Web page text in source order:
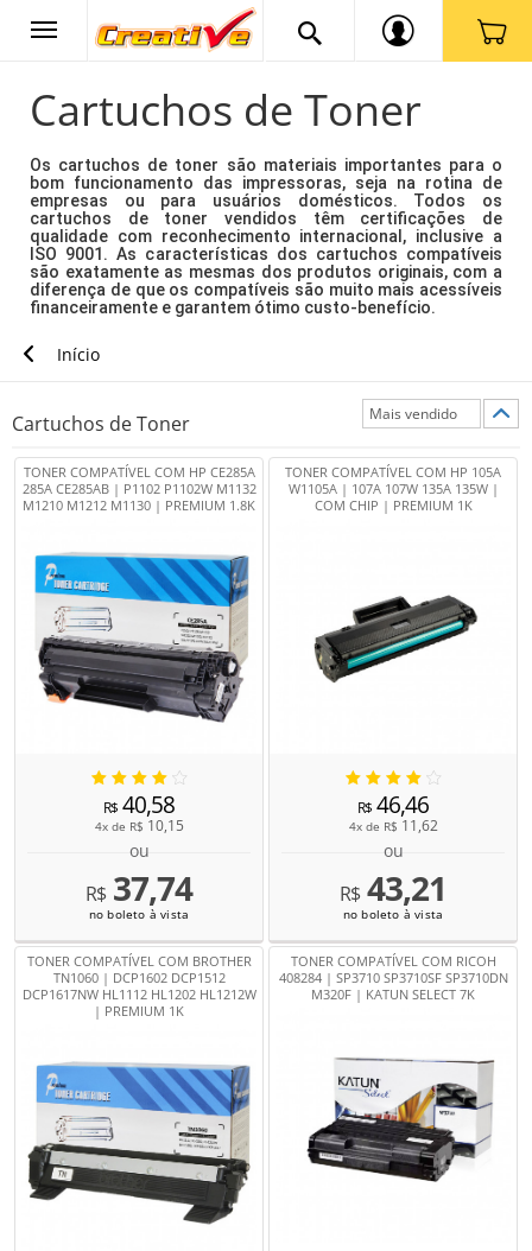
Cartuchos de Toner
Os cartuchos de toner são materiais importantes para o
bom funcionamento das impressoras, seja na rotina de
empresas ou para usuários domésticos. Todos os
cartuchos de toner vendidos têm certificações de
qualidade com reconhecimento internacional, inclusive a
ISO 9001. As características dos cartuchos compatíveis
são exatamente as mesmas dos produtos originais, com a
diferença de que os compatíveis são muito mais acessíveis
financeiramente e garantem ótimo custo-benefício.
Início
Cartuchos de Toner
TONER COMPATÍVEL COM HP CE285A
285A CE285AB | P1102 P1102W M1132
M1210 M1212 M1130 | PREMIUM 1.8K
R$40,58
4x de R$ 10,15
ou
R$ 37,74
no boleto à vista
TONER COMPATÍVEL COM HP 105A
W1105A | 107A 107W 135A 135W |
COM CHIP | PREMIUM 1K
R$46,46
4x de R$ 11,62
ou
R$ 43,21
no boleto à vista
TONER COMPATÍVEL COM BROTHER
TN1060 | DCP1602 DCP1512
DCP1617NW HL1112 HL1202 HL1212W
| PREMIUM 1K
TONER COMPATÍVEL COM RICOH
408284 | SP3710 SP3710SF SP3710DN
M320F | KATUN SELECT 7K